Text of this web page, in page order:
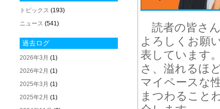
トピックス (193)
ニュース (541)
過去ログ
2026年3月 (1)
2026年2月 (1)
2025年3月 (1)
2025年2月 (1)
読者の皆さ
よろしくお願
表しています
さ、溢れるほ
マイペースな
まつわること